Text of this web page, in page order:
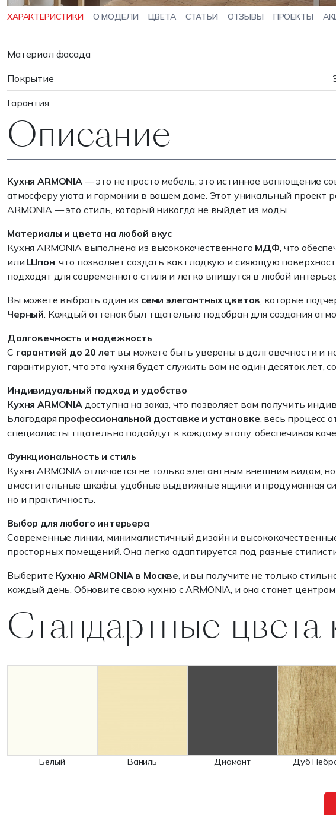
ХАРАКТЕРИСТИКИ О МОДЕЛИ ЦВЕТА СТАТЬИ ОТЗЫВЫ ПРОЕКТЫ
Материал фасада
Покрытие
Гарантия
Описание
Кухня ARMONIA— это не просто мебель, это истинное воплощение
атмосферу уюта и гармонии в вашем доме. Этот уникальный проект
ARMONIA — это стиль, который никогда не выйдет из моды.
Материалы и цвета на любой вкус
Кухня ARMONIA выполнена из высококачественного МДФ, что
или Шпон, что позволяет создать как гладкую и сияющую
подходят для современного стиля и легко впишутся в любой
Вы можете выбрать один из семи элегантных цветов, которые
Черный. Каждый оттенок был тщательно подобран для создания
Долговечность и надежность
С гарантией до 20 лет вы можете быть уверены в долговечности и
гарантируют, что эта кухня будет служить вам не один десяток
Индивидуальный подход и удобство
Кухня ARMONIAдоступна на заказ, что позволяет вам получить
Благодаря профессиональной доставке и установке, весь процесс
специалисты тщательно подойдут к каждому этапу, обеспечивая
Функциональность и стиль
Кухня ARMONIA отличается не только элегантным внешним видом,
вместительные шкафы, удобные выдвижные ящики и продуманная
но и практичность.
Выбор для любого интерьера
Современные линии, минималистичный дизайн и
просторных помещений. Она легко адаптируется под разные
Выберите Кухню ARMONIA в Москве, и вы получите не только
каждый день. Обновите свою кухню с ARMONIA, и она станет
Стандартные
Белый Ваниль Диамант Дуб